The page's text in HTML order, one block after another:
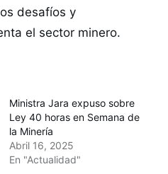
desafíos y
el sector minero.
Ministra Jara expuso sobre
Ley 40 horas en Semana de
la Minería
Abril 16, 2025
En "Actualidad"